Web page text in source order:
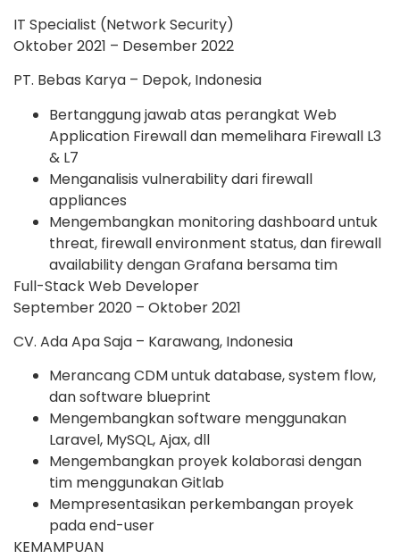
IT Specialist (Network Security)
Oktober 2021 – Desember 2022
PT. Bebas Karya – Depok, Indonesia
Bertanggung jawab atas perangkat Web
Application Firewall dan memelihara Firewall L3
& L7
Menganalisis vulnerability dari firewall
appliances
Mengembangkan monitoring dashboard untuk
threat, firewall environment status, dan firewall
availability dengan Grafana bersama tim
Full-Stack Web Developer
September 2020 – Oktober 2021
CV. Ada Apa Saja – Karawang, Indonesia
Merancang CDM untuk database, system flow,
dan software blueprint
Mengembangkan software menggunakan
Laravel, MySQL, Ajax, dll
Mengembangkan proyek kolaborasi dengan
tim menggunakan Gitlab
Mempresentasikan perkembangan proyek
pada end-user
KEMAMPUAN